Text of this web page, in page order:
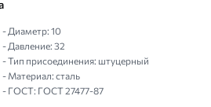
- Диаметр: 10
- Давление: 32
- Тип присоединения: штуцерный
- Материал: сталь
- ГОСТ: ГОСТ 27477-87